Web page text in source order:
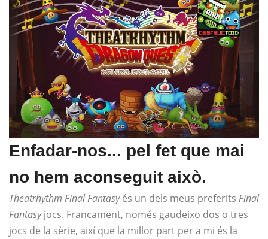
Enfadar-nos... pel fet que mai
no hem aconseguit això.
Theatrhythm Final Fantasyés un dels meus preferits Final
Fantasyjocs. Francament, només gaudeixo dos o tres
jocs de la sèrie, així que la millor part per a mi és la